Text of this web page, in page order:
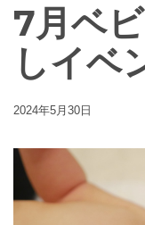
7月ベ
しイベ
2024年5月30日